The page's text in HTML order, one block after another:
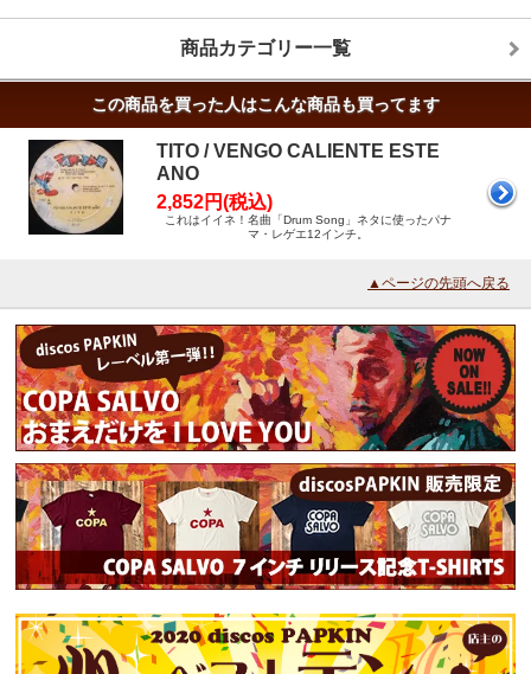
商品カテゴリー一覧
この商品を買った人はこんな商品も買ってます
TITO / VENGO CALIENTE ESTE
ANO
2,852円(税込)
これはイイネ！名曲「Drum Song」ネタに使ったパナ
マ・レゲエ12インチ。
▲ページの先頭へ戻る